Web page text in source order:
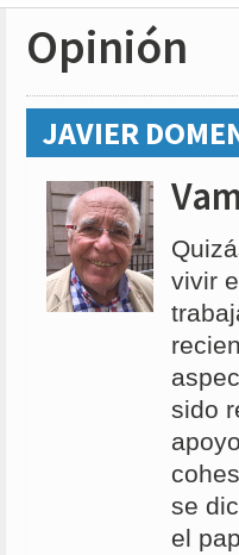
Opinión
JAVIER
vivir
sido
se
el